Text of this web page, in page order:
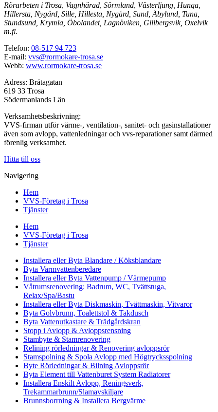
Rörarbeten i Trosa, Vagnhärad, Sörmland, Västerljung, Hunga,
Hillersta, Nygård, Sille, Hillesta, Nygård, Sund, Åbylund, Tuna,
Stundsund, Krymla, Öbolandet, Lagnöviken, Gillbergsvik, Oxelvik
m.fl.
Telefon: 08-517 94 723
E-mail: vvs@rormokare-trosa.se
Webb: www.rormokare-trosa.se
Adress: Bråtagatan
619 33 Trosa
Södermanlands Län
Verksamhetsbeskrivning:
VVS-firman utför värme-, ventilation-, sanitet- och gasinstallationer
även som avlopp, vattenledningar och vvs-reparationer samt därmed
förenlig verksamhet.
Hitta till oss
Navigering
Hem
VVS-Företag i Trosa
Tjänster
Hem
VVS-Företag i Trosa
Tjänster
Installera eller Byta Blandare / Köksblandare
Byta Varmvattenberedare
Installera eller Byta Vattenpump / Värmepump
Våtrumsrenovering: Badrum, WC, Tvättstuga,
Relax/Spa/Bastu
Installera eller Byta Diskmaskin, Tvättmaskin, Vitvaror
Byta Golvbrunn, Toalettstol & Takdusch
Byta Vattenutkastare & Trädgårdskran
Stopp i Avlopp & Avloppsrensning
Stambyte & Stamrenovering
Relining rörledningar & Renovering avloppsrör
Stamspolning & Spola Avlopp med Högtrycksspolning
Byte Rörledningar & Bilning Avloppsrör
Byta Element till Vattenburet System Radiatorer
Installera Enskilt Avlopp, Reningsverk,
Trekammarbrunn/Slamavskiljare
Brunnsborrning & Installera Bergvärme